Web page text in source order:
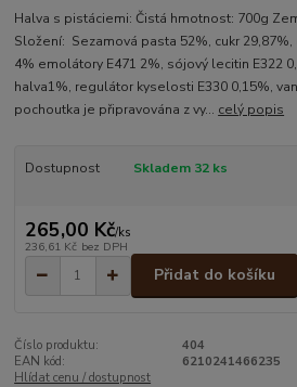
Halva s pistáciemi: Čistá hmotnost: 700g
Složení: Sezamová pasta 52%, cukr
4% emolátory E471 2%, sójový lecitin E322
halva1%, regulátor kyselosti E330 0,15%,
pochoutka je připravována z vy... celý popis
Dostupnost Skladem 32 ks
265,00 Kč/ks
236,61 Kč bez DPH
Přidat do košíku
Číslo produktu:
404
EAN kód:
6210241466235
Hlídat cenu / dostupnost